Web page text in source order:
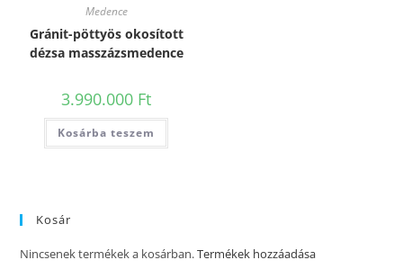
Medence
Gránit-pöttyös okosított
dézsa masszázsmedence
3.990.000 Ft
Kosárba teszem
Kosár
Nincsenek termékek a kosárban.Termékek hozzáadása